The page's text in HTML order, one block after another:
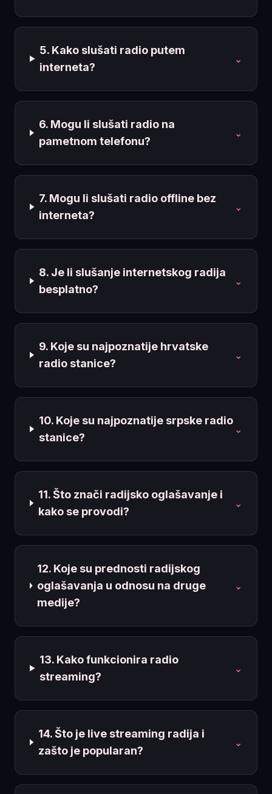
5. Kako slušati radio putem
interneta?
⌄
6. Mogu li slušati radio na
pametnom telefonu?
⌄
7. Mogu li slušati radio offline bez
interneta?
⌄
8. Je li slušanje internetskog radija
besplatno?
⌄
9. Koje su najpoznatije hrvatske
radio stanice?
⌄
10. Koje su najpoznatije srpske radio
stanice?
⌄
11. Što znači radijsko oglašavanje i
kako se provodi?
⌄
12. Koje su prednosti radijskog
oglašavanja u odnosu na druge
medije?
⌄
13. Kako funkcionira radio
streaming?
⌄
14. Što je live streaming radija i
zašto je popularan?
⌄